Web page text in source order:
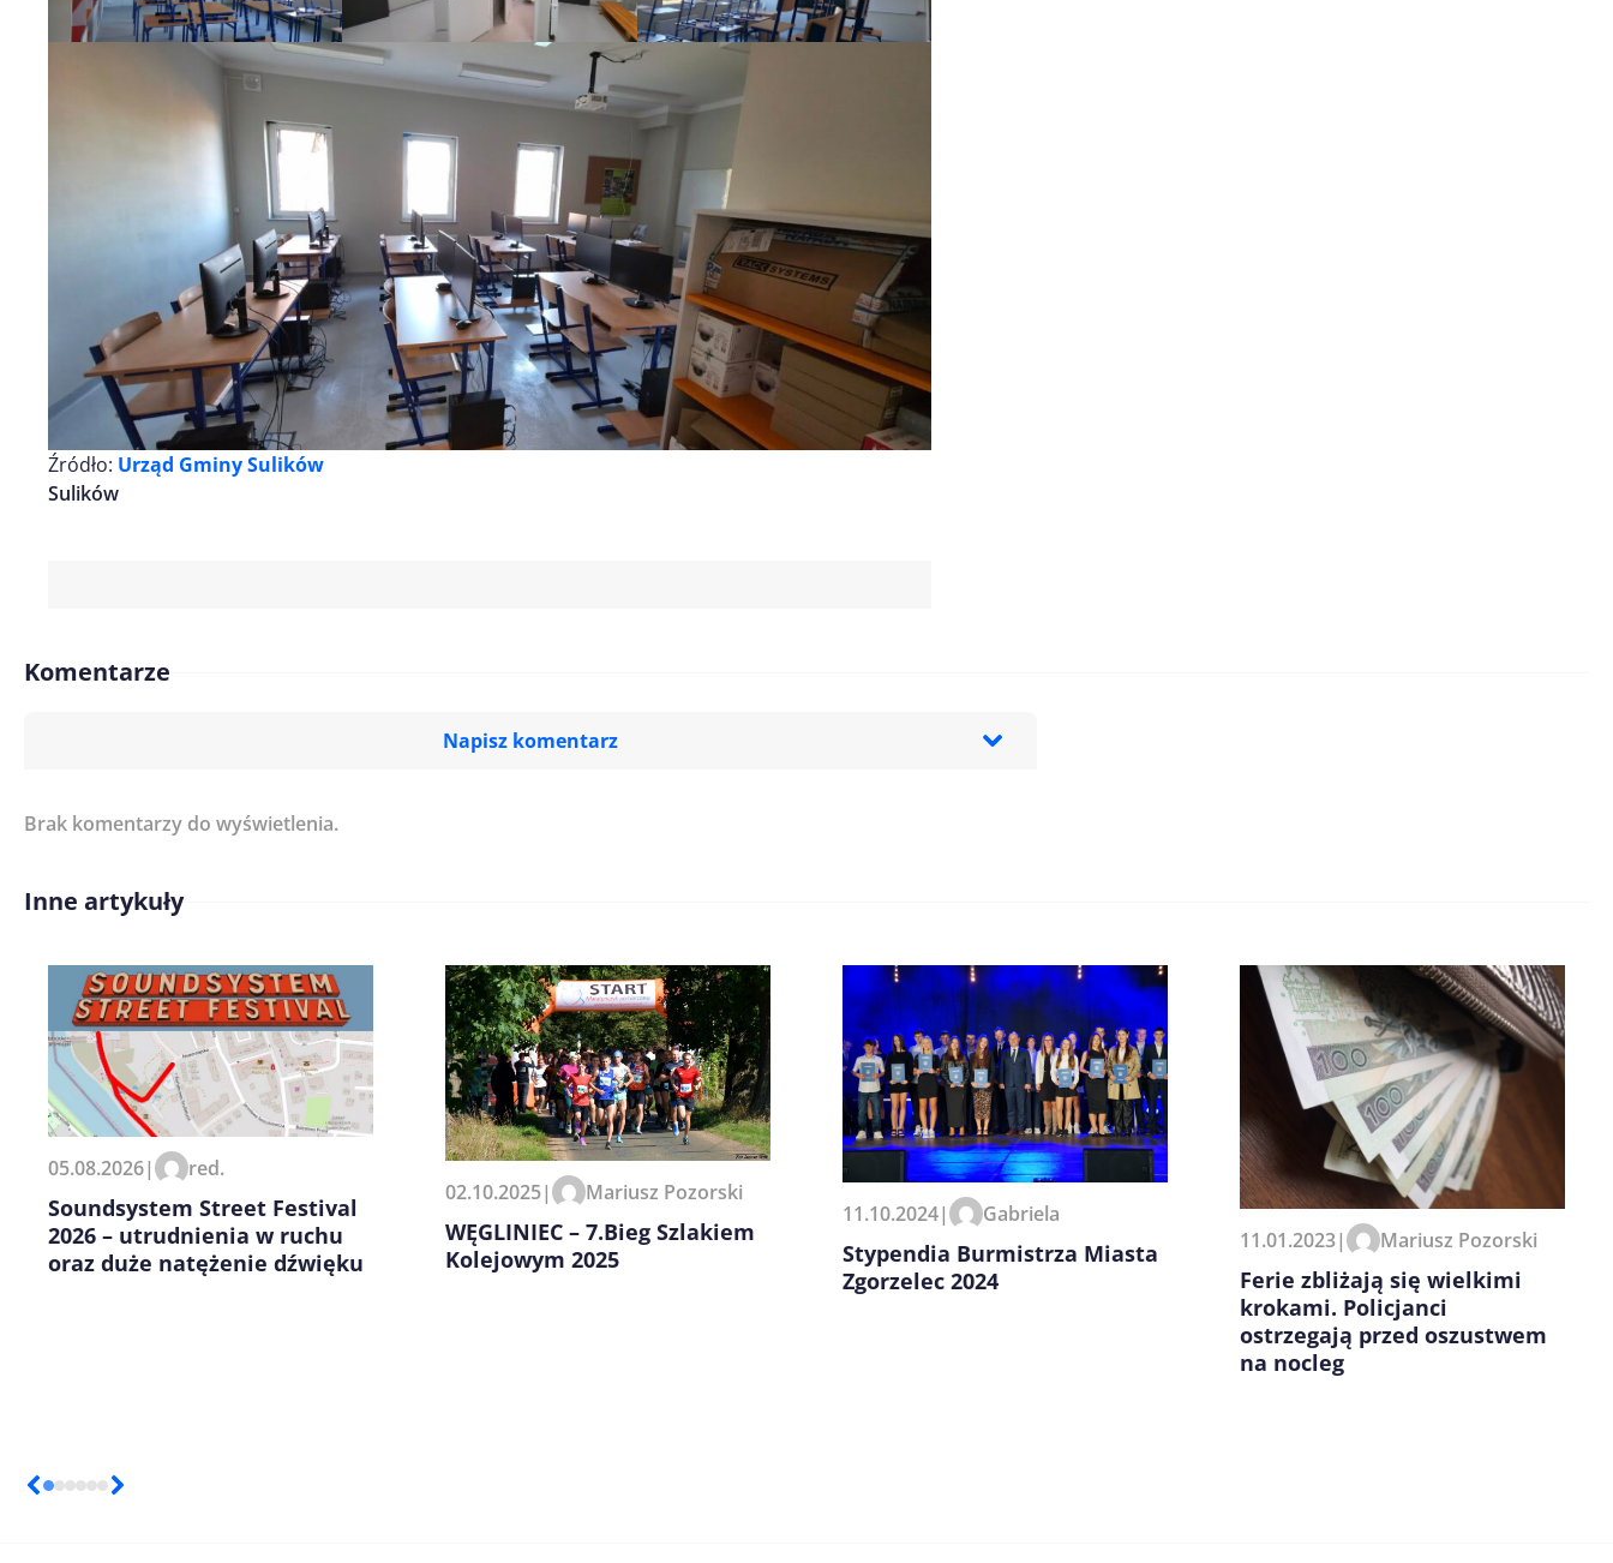
Źródło: Urząd Gminy Sulików
Sulików
Komentarze
Napisz komentarz
Imię/ Nick*
Zapamiętaj moje dane w tej przeglądarce podczas pisania
kolejnych komentarzy.
Brak komentarzy do wyświetlenia.
Inne artykuły
05.08.2026| red.
Soundsystem Street Festival
2026 – utrudnienia w ruchu
oraz duże natężenie dźwięku
02.10.2025| Mariusz Pozorski
WĘGLINIEC – 7.Bieg Szlakiem
Kolejowym 2025
11.10.2024| Gabriela
Stypendia Burmistrza Miasta
Zgorzelec 2024
11.01.2023| Mariusz Pozorski
Ferie zbliżają się wielkimi
krokami. Policjanci
ostrzegają przed oszustwem
na nocleg